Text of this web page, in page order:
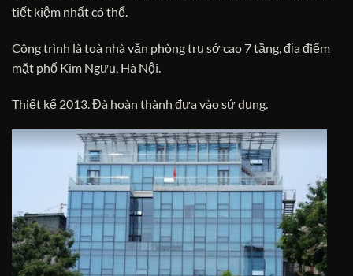
tiết kiệm nhất có thể.
Công trình là toà nhà văn phòng trụ sở cao 7 tầng, địa điểm
mặt phố Kim Ngưu, Hà Nội.
Thiết kế 2013. Đà hoàn thành đưa vào sử dụng.